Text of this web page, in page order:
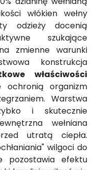
włókien wełny
odzieży docenią
szukające
zmienne warunki
konstrukcja
właściwości
ochronią organizm
Warstwa
i skutecznie
wełniana
utratą ciepła.
wilgoci do
pozostawia efektu